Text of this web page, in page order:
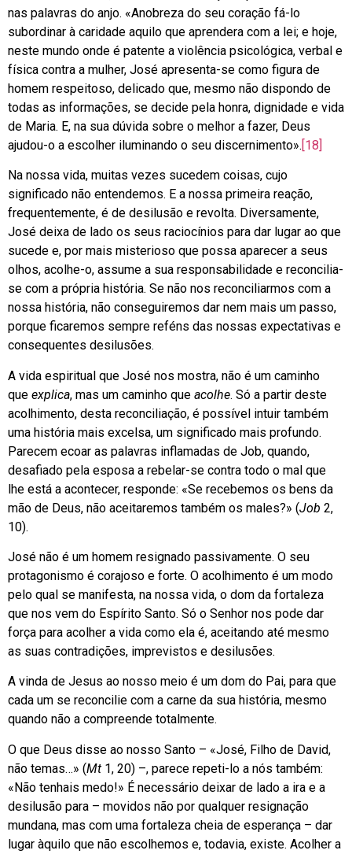
nas palavras do anjo. «Anobreza do seu coração fá-lo
subordinar à caridade aquilo que aprendera com a lei; e hoje,
neste mundo onde é patente a violência psicológica, verbal e
física contra a mulher, José apresenta-se como figura de
homem respeitoso, delicado que, mesmo não dispondo de
todas as informações, se decide pela honra, dignidade e vida
de Maria. E, na sua dúvida sobre o melhor a fazer, Deus
ajudou-o a escolher iluminando o seu discernimento».[18]
Na nossa vida, muitas vezes sucedem coisas, cujo
significado não entendemos. E a nossa primeira reação,
frequentemente, é de desilusão e revolta. Diversamente,
José deixa de lado os seus raciocínios para dar lugar ao que
sucede e, por mais misterioso que possa aparecer a seus
olhos, acolhe-o, assume a sua responsabilidade e reconcilia-
se com a própria história. Se não nos reconciliarmos com a
nossa história, não conseguiremos dar nem mais um passo,
porque ficaremos sempre reféns das nossas expectativas e
consequentes desilusões.
A vida espiritual que José nos mostra, não é um caminho
que explica, mas um caminho que acolhe. Só a partir deste
acolhimento, desta reconciliação, é possível intuir também
uma história mais excelsa, um significado mais profundo.
Parecem ecoar as palavras inflamadas de Job, quando,
desafiado pela esposa a rebelar-se contra todo o mal que
lhe está a acontecer, responde: «Se recebemos os bens da
mão de Deus, não aceitaremos também os males?» (Job 2,
10).
José não é um homem resignado passivamente. O seu
protagonismo é corajoso e forte. O acolhimento é um modo
pelo qual se manifesta, na nossa vida, o dom da fortaleza
que nos vem do Espírito Santo. Só o Senhor nos pode dar
força para acolher a vida como ela é, aceitando até mesmo
as suas contradições, imprevistos e desilusões.
A vinda de Jesus ao nosso meio é um dom do Pai, para que
cada um se reconcilie com a carne da sua história, mesmo
quando não a compreende totalmente.
O que Deus disse ao nosso Santo – «José, Filho de David,
não temas…» (Mt 1, 20) –, parece repeti-lo a nós também:
«Não tenhais medo!» É necessário deixar de lado a ira e a
desilusão para – movidos não por qualquer resignação
mundana, mas com uma fortaleza cheia de esperança – dar
lugar àquilo que não escolhemos e, todavia, existe. Acolher a